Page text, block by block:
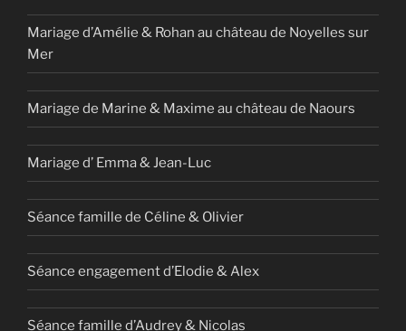
Mariage d’Amélie & Rohan au château de Noyelles sur
Mer
Mariage de Marine & Maxime au château de Naours
Mariage d’ Emma & Jean-Luc
Séance famille de Céline & Olivier
Séance engagement d’Elodie & Alex
Séance famille d’Audrey & Nicolas